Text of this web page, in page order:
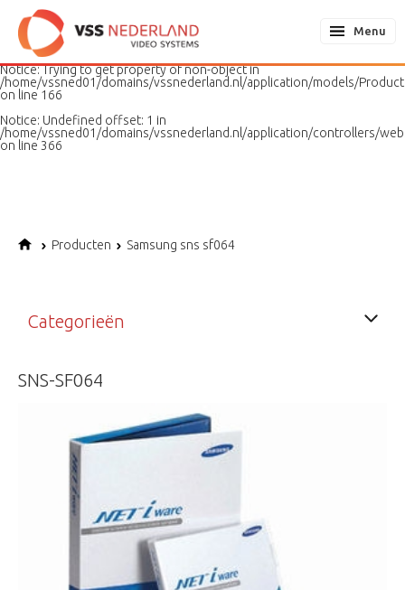
Notice: Undefined variable: page in
/home/vssned01/domains/vssnederland.nl/application/models/
on line
187
Notice: Trying to get property of non-object in
/home/vssned01/domains/vssnederland.nl/application/models/
on line 166
Notice: Undefined offset: 1 in
/home/vssned01/domains/vssnederland.nl/application/controllers/
on line 366
Menu
Producten Samsung sns sf064
Categorieën
SNS-SF064